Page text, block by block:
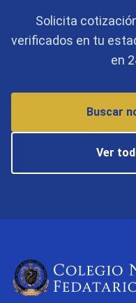
Solicita
verificados en tu
en
Buscar
Ver